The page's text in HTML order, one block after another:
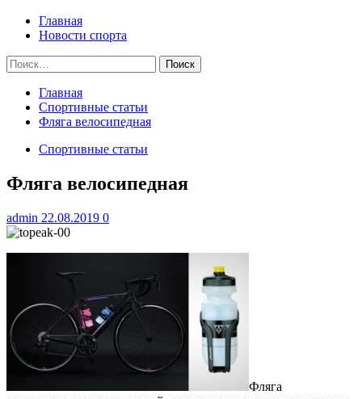
Главная
Новости спорта
Найти:
Главная
Спортивные статьи
Фляга велосипедная
Спортивные статьи
Фляга велосипедная
admin 22.08.2019 0
Фляга